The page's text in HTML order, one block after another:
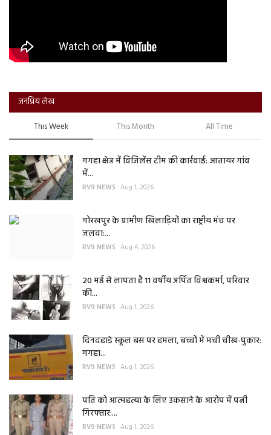
जनप्रिय लेख
This Week This Month All Time
गगहा क्षेत्र में विजिलेंस टीम की कार्रवाई: आतायर गांव
में...
RV9 NEWS Aug 1, 2026
गोरखपुर के ग्रामीण खिलाड़ियों का राष्ट्रीय मंच पर
जलवा:...
RV9 NEWS Aug 4, 2026
20 मई से लापता है 11 वर्षीय अर्पित विश्वकर्मा, परिवार
की...
RV9 NEWS Aug 1, 2026
दिनदहाड़े स्कूल बस पर हमला, बच्चों में मची चीख-पुकार:
गगहा...
RV9 NEWS Aug 1, 2026
पति को आत्महत्या के लिए उकसाने के आरोप में पत्नी
गिरफ्तार:...
RV9 NEWS Aug 1, 2026